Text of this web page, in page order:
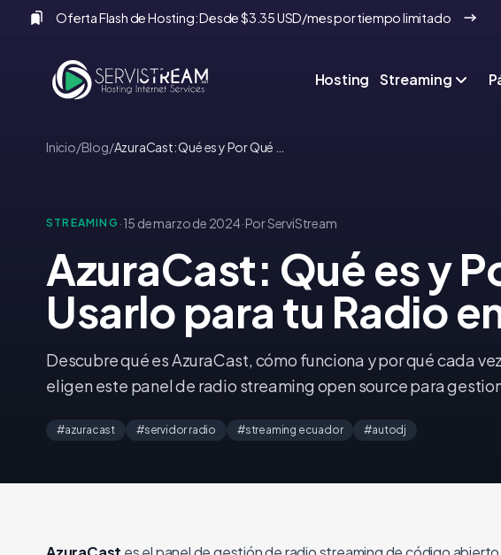
Oferta Flash de Hosting: Desde $3.35 USD/mes por tiempo limitado
Hosting Streaming
Inicio/Blog/
STREAMING ·15 de marzo de 2024·Por ServiStream
AzuraCast: Qué es y
Usarlo para tu Radio
Descubre qué es AzuraCast, cómo funciona y por qué cada
eligen este panel de radio streaming open source para
#azuracast #servidor radio #streaming ecuador #autodj